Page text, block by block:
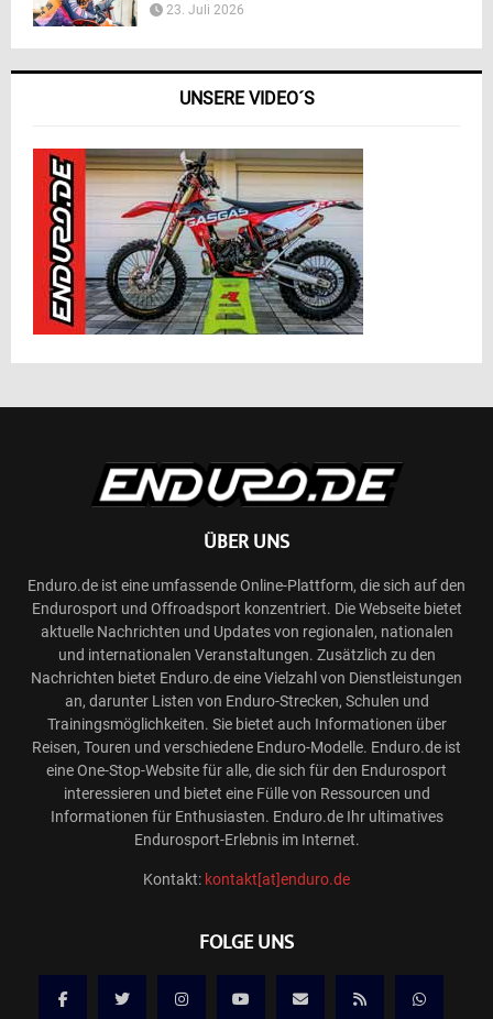
23. Juli 2026
UNSERE VIDEO´S
ÜBER UNS
Enduro.de ist eine umfassende Online-Plattform, die sich auf den
Endurosport und Offroadsport konzentriert. Die Webseite bietet
aktuelle Nachrichten und Updates von regionalen, nationalen
und internationalen Veranstaltungen. Zusätzlich zu den
Nachrichten bietet Enduro.de eine Vielzahl von Dienstleistungen
an, darunter Listen von Enduro-Strecken, Schulen und
Trainingsmöglichkeiten. Sie bietet auch Informationen über
Reisen, Touren und verschiedene Enduro-Modelle. Enduro.de ist
eine One-Stop-Website für alle, die sich für den Endurosport
interessieren und bietet eine Fülle von Ressourcen und
Informationen für Enthusiasten. Enduro.de Ihr ultimatives
Endurosport-Erlebnis im Internet.
Kontakt: kontakt[at]enduro.de
FOLGE UNS